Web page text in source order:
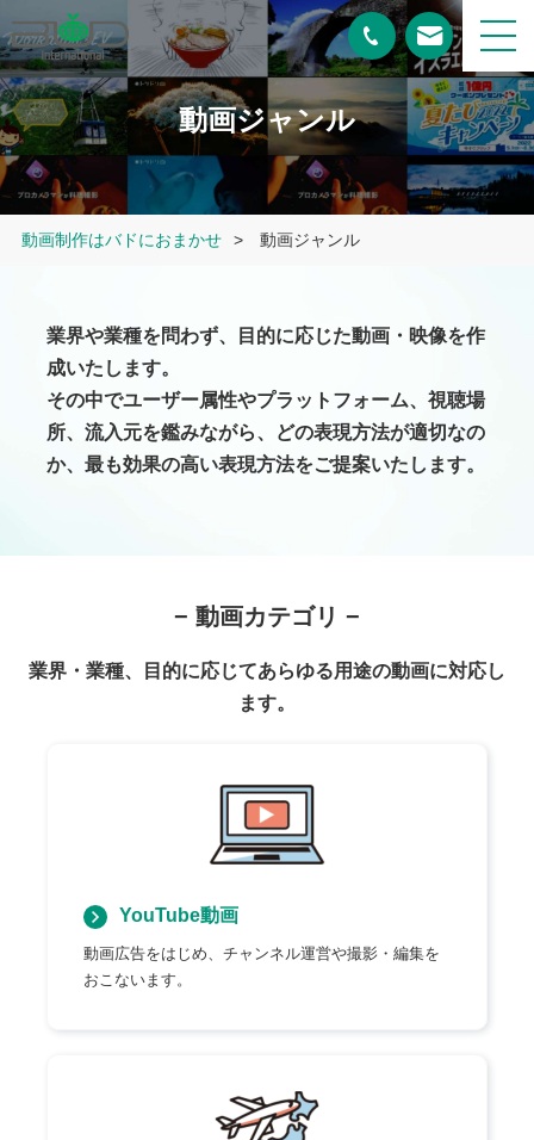
動画ジャンル
動画制作はバドにおまかせ > 動画ジャンル
業界や業種を問わず、目的に応じた動画・映像を作
成いたします。
その中でユーザー属性やプラットフォーム、視聴場
所、流入元を鑑みながら、どの表現方法が適切なの
か、最も効果の高い表現方法をご提案いたします。
− 動画カテゴリ −
業界・業種、目的に応じてあらゆる用途の動画に対応し
ます。
YouTube動画
動画広告をはじめ、チャンネル運営や撮影・編集を
おこないます。